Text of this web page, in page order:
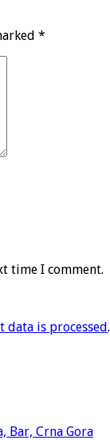
*
time I comment.
data is processed.